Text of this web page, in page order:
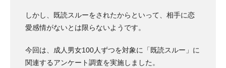
しかし、既読スルーをされたからといって、相手に恋
愛感情がないとは限らないようです。
今回は、成人男女100人ずつを対象に「既読スルー」に
関連するアンケート調査を実施しました。